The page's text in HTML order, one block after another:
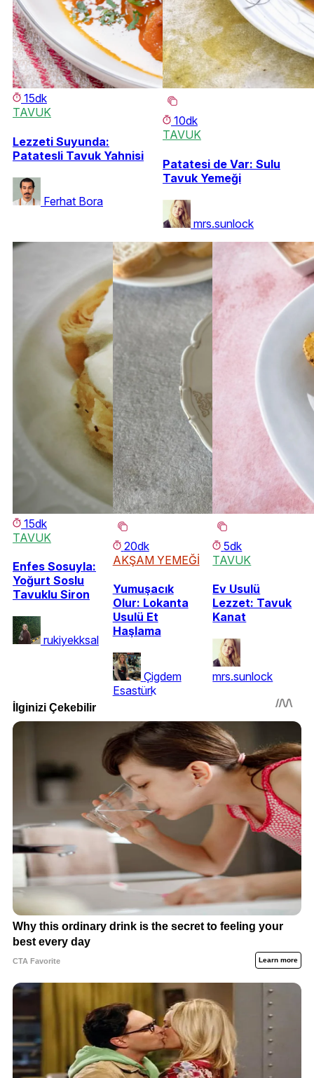
15dk
TAVUK
Lezzeti Suyunda:
Patatesli Tavuk Yahnisi
Ferhat Bora
10dk
TAVUK
Patatesi de Var: Sulu
Tavuk Yemeği
mrs.sunlock
15dk
TAVUK
Enfes Sosuyla:
Yoğurt Soslu
Tavuklu Siron
rukiyekksal
20dk
AKŞAM YEMEĞİ
Yumuşacık
Olur: Lokanta
Usulü Et
Haşlama
Çigdem
Esastürk
5dk
TAVUK
Ev Usulü
Lezzet: Tavuk
Kanat
mrs.sunlock